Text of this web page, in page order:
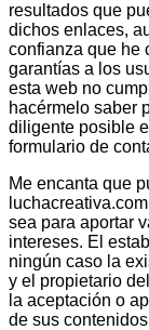
resultados que
dichos enlaces,
confianza que he
garantías a los
esta web no
hacérmelo saber
diligente posible
formulario de
Me encanta que
sea para aportar
intereses. El
ningún caso la
y el propietario
la aceptación o
de sus